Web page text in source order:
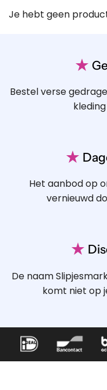
Je hebt geen
★
Bestel verse
★
Het aanbod op
vernieuwd
★
De naam
komt niet op